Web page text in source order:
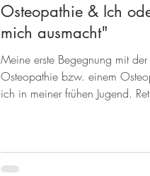
Osteopathie & Ich
mich ausmacht"
Meine erste Begegnung mit der
Osteopathie bzw. einem
ich in meiner frühen Jugend.